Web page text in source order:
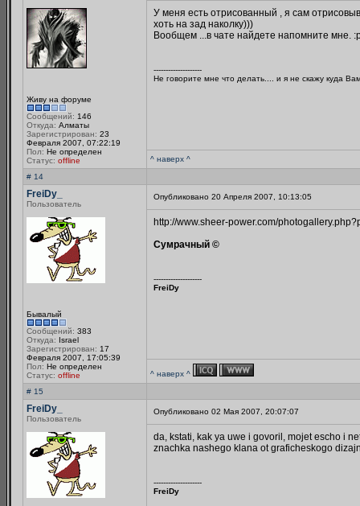
Живу на форуме
Сообщений: 146
Откуда: Алматы
Зарегистрирован: 23
Февраля 2007, 07:22:19
Пол: Не определен
Статус: offline
У меня есть отрисованный , я сам
хоть на зад наколку)))
Вообщем ...в чате найдете напомните мне.
--------------------
Не говорите мне что делать.... и я не скажу куда
^ наверх ^
# 14
FreiDy_
Пользователь
Бывалый
Сообщений: 383
Откуда: Israel
Зарегистрирован: 17
Февраля 2007, 17:05:39
Пол: Не определен
Статус: offline
Опубликовано 20 Апреля 2007, 10:13:05
http://www.sheer-power.com/
Сумрачный ©
--------------------
FreiDy
^ наверх ^
# 15
FreiDy_
Пользователь
Опубликовано 02 Мая 2007, 20:07:07
da, kstati, kak ya uwe i govoril, mojet escho i
znachka nashego klana ot graficheskogo
--------------------
FreiDy